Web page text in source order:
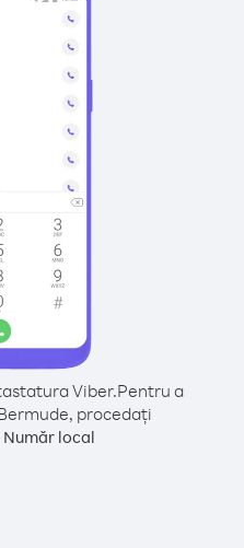
Viber.Pentru a
procedați
Număr local